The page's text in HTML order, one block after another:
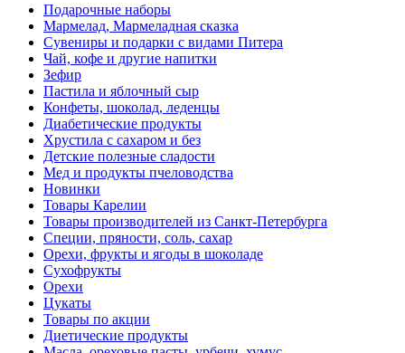
Подарочные наборы
Мармелад, Мармеладная сказка
Сувениры и подарки с видами Питера
Чай, кофе и другие напитки
Зефир
Пастила и яблочный сыр
Конфеты, шоколад, леденцы
Диабетические продукты
Хрустила с сахаром и без
Детские полезные сладости
Мед и продукты пчеловодства
Новинки
Товары Карелии
Товары производителей из Санкт-Петербурга
Специи, пряности, соль, сахар
Орехи, фрукты и ягоды в шоколаде
Сухофрукты
Орехи
Цукаты
Товары по акции
Диетические продукты